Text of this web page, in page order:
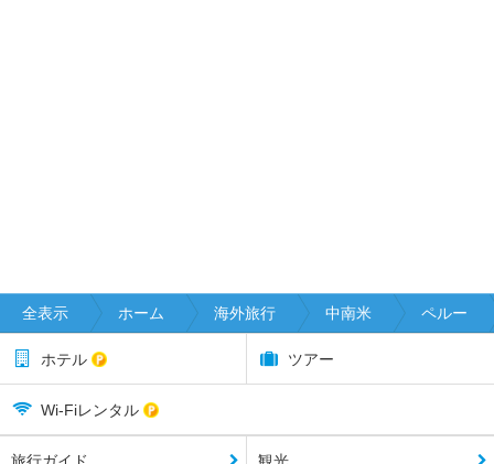
全表示 ホーム 海外旅行 中南米 ペルー
ホテル ツアー
Wi-Fiレンタル